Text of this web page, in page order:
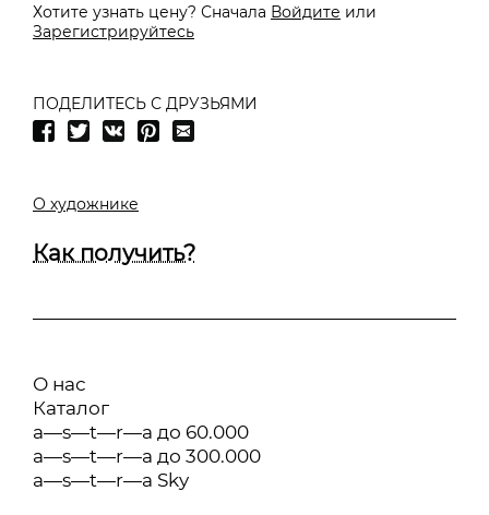
Хотите узнать цену? Сначала Войдите или
Зарегистрируйтесь
ПОДЕЛИТЕСЬ С ДРУЗЬЯМИ
О художнике
Как получить?
О нас
Каталог
a—s—t—r—a до 60.000
a—s—t—r—a до 300.000
a—s—t—r—a Sky